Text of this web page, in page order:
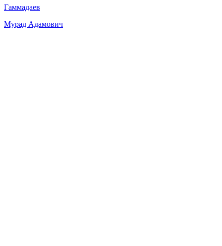
Гаммадаев
Мурад Адамович